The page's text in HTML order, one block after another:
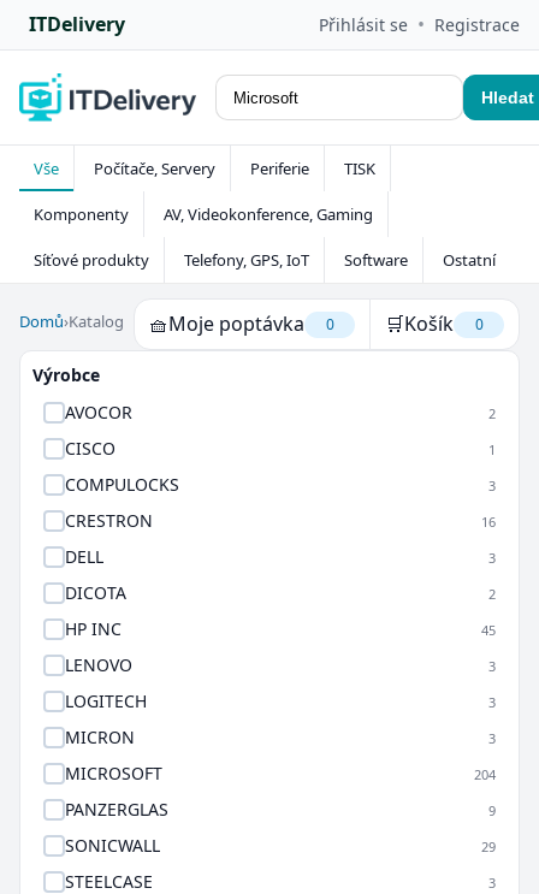
ITDelivery Přihlásit se • Registrace
Hledat
Vše Počítače, Servery Periferie TISK
Komponenty AV, Videokonference, Gaming
Síťové produkty Telefony, GPS, IoT Software Ostatní
Domů›Katalog 🧺Moje poptávka 0 🛒Košík 0
Výrobce
AVOCOR
2
CISCO 1
COMPULOCKS 3
CRESTRON 16
DELL 3
DICOTA 2
HP INC 45
LENOVO 3
LOGITECH 3
MICRON 3
MICROSOFT 204
PANZERGLAS 9
SONICWALL 29
STEELCASE 3